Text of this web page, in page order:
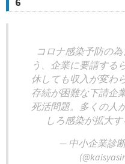
コロナ感染予防の
う、企業に要請する
休しても収入が変わ
存続が困難な下請企
死活問題。多くの人
しろ感染が拡大
— 中小企業診